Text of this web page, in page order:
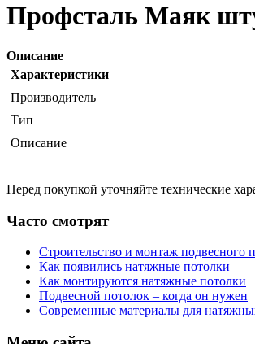
Профсталь Маяк
Описание
Характеристики
Производитель
Тип
Описание
Перед покупкой уточняйте технические
Часто смотрят
Строительство и монтаж подвесного
Как появились натяжные потолки
Как монтируются натяжные потолки
Подвесной потолок – когда он нужен
Современные материалы для